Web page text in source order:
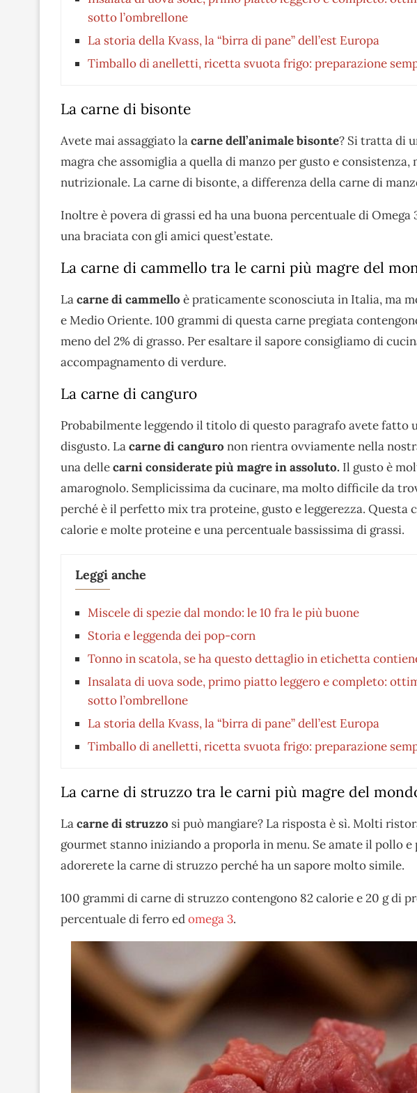
sotto l’ombrellone
La storia della Kvass, la “birra di pane” dell’est Europa
Timballo di anelletti, ricetta svuota frigo: preparazione
La carne di bisonte
Avete mai assaggiato lacarne dell’animale bisonte? Si tratta di
magra che assomiglia a quella di manzo per gusto e
nutrizionale. La carne di bisonte, a differenza della carne di
Inoltre è povera di grassi ed ha una buona percentuale di
una braciata con gli amici quest’estate.
La carne di cammello tra le carni più magre del
Lacarne di cammello è praticamente sconosciuta in Italia, ma
e Medio Oriente. 100 grammi di questa carne pregiata
meno del 2% di grasso. Per esaltare il sapore consigliamo di
accompagnamento di verdure.
La carne di canguro
Probabilmente leggendo il titolo di questo paragrafo avete fatto
disgusto. Lacarne di canguro non rientra ovviamente nella
una dellecarni considerate più magre in assoluto. Il gusto è
amarognolo. Semplicissima da cucinare, ma molto difficile da
perché è il perfetto mix tra proteine, gusto e leggerezza. Questa
calorie e molte proteine e una percentuale bassissima di grassi.
Leggi anche
Miscele di spezie dal mondo: le 10 fra le più buone
Storia e leggenda dei pop-corn
Tonno in scatola, se ha questo dettaglio in etichetta
Insalata di uova sode, primo piatto leggero e completo:
sotto l’ombrellone
La storia della Kvass, la “birra di pane” dell’est Europa
Timballo di anelletti, ricetta svuota frigo: preparazione
La carne di struzzo tra le carni più magre del
Lacarne di struzzo si può mangiare? La risposta è sì. Molti
gourmet stanno iniziando a proporla in menu. Se amate il pollo
adorerete la carne di struzzo perché ha un sapore molto simile.
100 grammi di carne di struzzo contengono 82 calorie e 20 g di
percentuale di ferro edomega 3.